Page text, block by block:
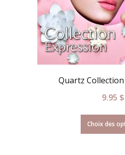
Quartz
9.95 $
Choix des